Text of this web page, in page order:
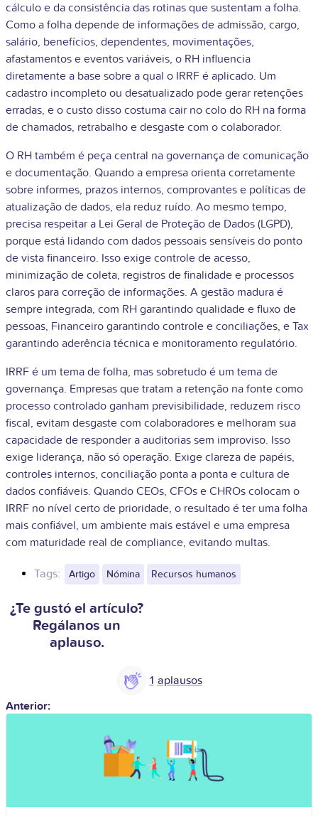
cálculo e da consistência das rotinas que sustentam a folha.
Como a folha depende de informações de admissão, cargo,
salário, benefícios, dependentes, movimentações,
afastamentos e eventos variáveis, o RH influencia
diretamente a base sobre a qual o IRRF é aplicado. Um
cadastro incompleto ou desatualizado pode gerar retenções
erradas, e o custo disso costuma cair no colo do RH na forma
de chamados, retrabalho e desgaste com o colaborador.
O RH também é peça central na governança de comunicação
e documentação. Quando a empresa orienta corretamente
sobre informes, prazos internos, comprovantes e políticas de
atualização de dados, ela reduz ruído. Ao mesmo tempo,
precisa respeitar a Lei Geral de Proteção de Dados (LGPD),
porque está lidando com dados pessoais sensíveis do ponto
de vista financeiro. Isso exige controle de acesso,
minimização de coleta, registros de finalidade e processos
claros para correção de informações. A gestão madura é
sempre integrada, com RH garantindo qualidade e fluxo de
pessoas, Financeiro garantindo controle e conciliações, e Tax
garantindo aderência técnica e monitoramento regulatório.
IRRF é um tema de folha, mas sobretudo é um tema de
governança. Empresas que tratam a retenção na fonte como
processo controlado ganham previsibilidade, reduzem risco
fiscal, evitam desgaste com colaboradores e melhoram sua
capacidade de responder a auditorias sem improviso. Isso
exige liderança, não só operação. Exige clareza de papéis,
controles internos, conciliação ponta a ponta e cultura de
dados confiáveis. Quando CEOs, CFOs e CHROs colocam o
IRRF no nível certo de prioridade, o resultado é ter uma folha
mais confiável, um ambiente mais estável e uma empresa
com maturidade real de compliance, evitando multas.
Tags: Artigo Nómina Recursos humanos
¿Te gustó el artículo?
Regálanos un
aplauso.
1
Anterior: